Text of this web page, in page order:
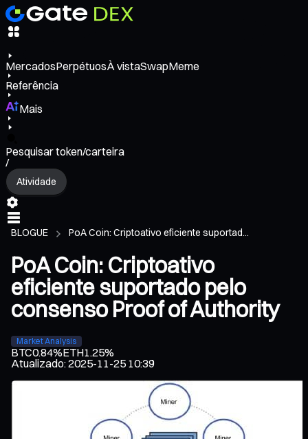
MercadosPerpétuosÀ vistaSwapMeme
Referência
Mais
Pesquisar token/carteira
/
Atividade
BLOGUE PoA Coin: Criptoativo eficiente suportad...
PoA Coin: Criptoativo
eficiente suportado pelo
consenso Proof of Authority
Market Analysis
BTC0.84%ETH1.25%
Atualizado:2025-11-25 10:39